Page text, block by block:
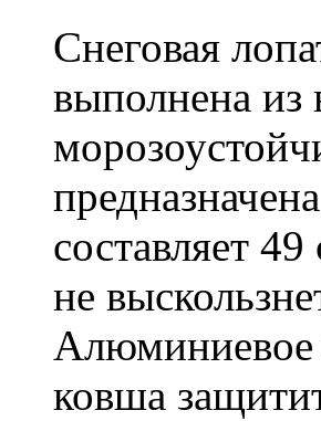
Снеговая
выполнена из
составляет
не
Алюминиевое
ковша